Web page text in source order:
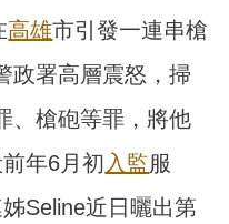
高雄市引發一連串槍
政署高層震怒，掃
、槍砲等罪，將他
年6月初入監服
Seline近日曬出第